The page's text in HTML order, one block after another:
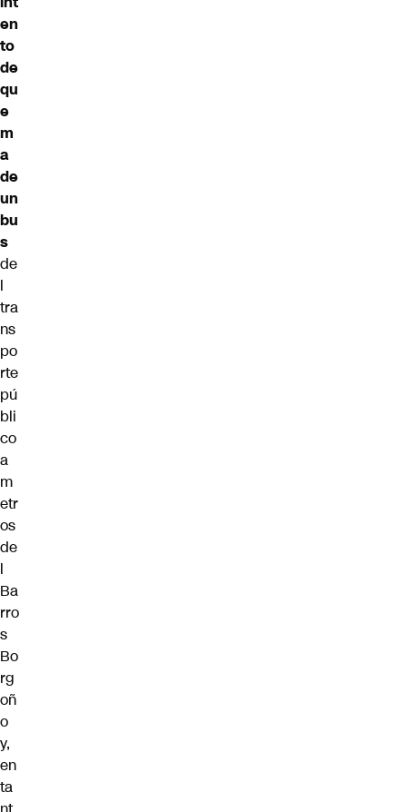
en
to
de
qu
e
m
a
de
un
bu
s
de
l
tra
ns
po
rte
pú
bli
co
a
m
etr
os
de
l
Ba
rro
s
Bo
rg
oñ
o
y,
en
ta